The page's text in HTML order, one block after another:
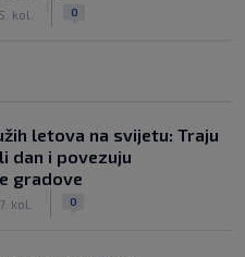
5. kol. 0
letova na svijetu: Traju
dan i povezuju
gradove
7. kol. 0